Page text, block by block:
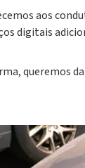
aos
digitais
queremos